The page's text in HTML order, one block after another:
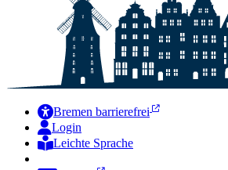
Bremen barrierefrei
Login
Leichte Sprache